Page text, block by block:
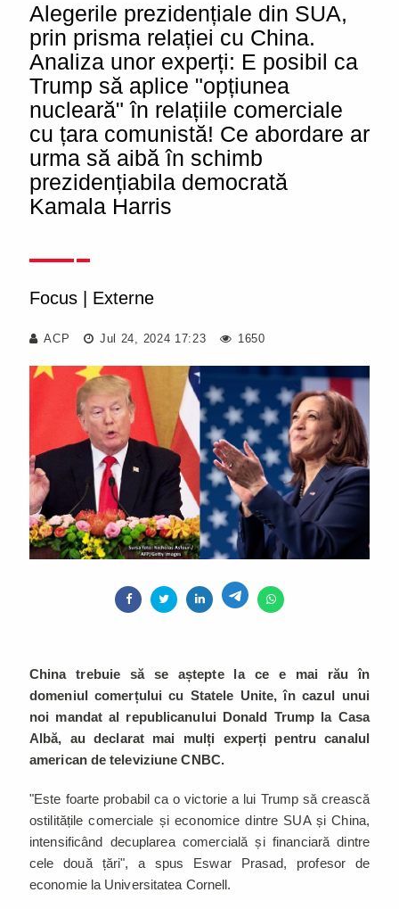
Alegerile prezidențiale din SUA,
prin prisma relației cu China.
Analiza unor experți: E posibil ca
Trump să aplice "opțiunea
nucleară" în relațiile comerciale
cu țara comunistă! Ce abordare ar
urma să aibă în schimb
prezidențiabila democrată
Kamala Harris
Focus Externe
ACP Jul 24, 2024 17:23 1650
China trebuie să se aștepte la ce e mai rău în
domeniul comerțului cu Statele Unite, în cazul unui
noi mandat al republicanului Donald Trump la Casa
Albă, au declarat mai mulți experți pentru canalul
american de televiziune CNBC.
"Este foarte probabil ca o victorie a lui Trump să crească
ostilitățile comerciale și economice dintre SUA și China,
intensificând decuplarea comercială și financiară dintre
cele două țări", a spus Eswar Prasad, profesor de
economie la Universitatea Cornell.